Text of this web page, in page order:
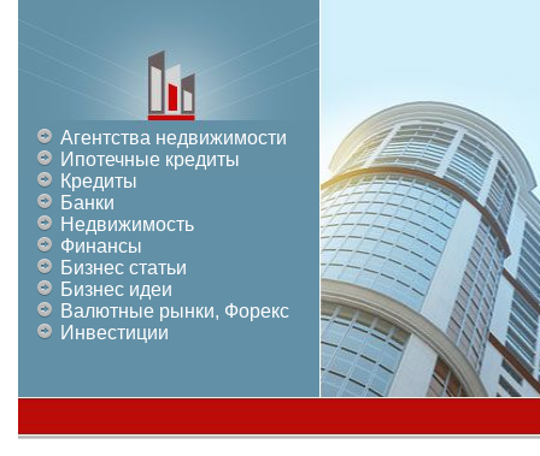
Агентства недвижимости
Ипотечные кредиты
Кредиты
Банки
Недвижимость
Финансы
Бизнес статьи
Бизнес идеи
Валютные рынки, Форекс
Инвестиции